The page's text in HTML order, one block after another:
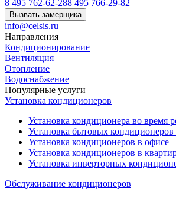
8 495 762-62-288 495 766-29-82
Вызвать замерщика
info@celsis.ru
Направления
Кондиционирование
Вентиляция
Отопление
Водоснабжение
Популярные услуги
Установка кондиционеров
Установка кондиционера во время
Установка бытовых кондиционеров
Установка кондиционеров в офисе
Установка кондиционеров в
Установка инверторных
Обслуживание кондиционеров